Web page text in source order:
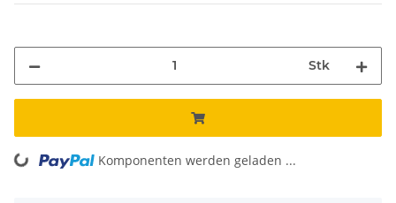
Stk
Loading... Komponenten werden geladen ...